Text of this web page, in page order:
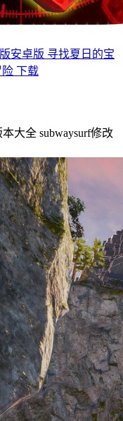
寻找夏日的宝
险 下载
本大全 subwaysurf修改